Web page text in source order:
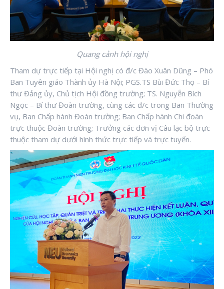
Quang cảnh hội nghị
Tham dự trực tiếp tại Hội nghị có đ/c Đào Xuân Dũng – Phó
Ban Tuyên giáo Thành ủy Hà Nội; PGS.TS Bùi Đức Thọ – Bí
thư Đảng ủy, Chủ tịch Hội đồng trường; TS. Nguyễn Bích
Ngọc – Bí thư Đoàn trường, cùng các đ/c trong Ban Thường
vụ, Ban Chấp hành Đoàn trường; Ban Chấp hành Chi đoàn
trực thuộc Đoàn trường; Trưởng các đơn vị Câu lạc bộ trực
thuộc tham dự dưới hình thức trực tiếp và trực tuyến.